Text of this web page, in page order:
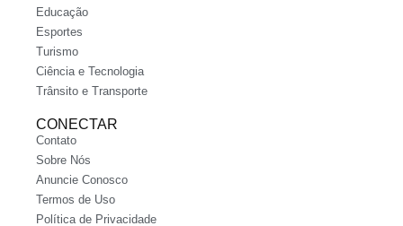
Educação
Esportes
Turismo
Ciência e Tecnologia
Trânsito e Transporte
CONECTAR
Contato
Sobre Nós
Anuncie Conosco
Termos de Uso
Política de Privacidade